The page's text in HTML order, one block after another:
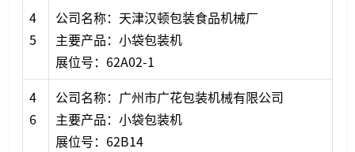
4
5
公司名称：天津汉顿包装食品机械厂
主要产品：小袋包装机
展位号：62A02-1
4
6
公司名称：广州市广花包装机械有限公司
主要产品：小袋包装机
展位号：62B14